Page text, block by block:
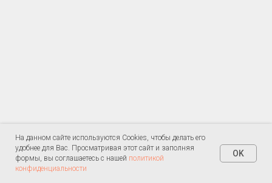
На данном сайте используются Cookies, чтобы делать его
удобнее для Вас. Просматривая этот сайт и заполняя
формы, вы соглашаетесь с нашей политикой
конфиденциальности
OK
На данном сайте используются Cookies, чтобы делать его
удобнее для Вас. Просматривая этот сайт и заполняя
формы, вы соглашаетесь с нашей политикой
конфиденциальности
OK